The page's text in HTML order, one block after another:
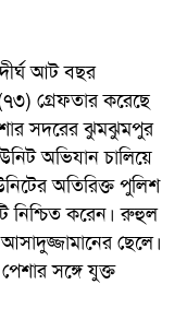
আট বছর
গ্রেফতার করেছে
সদরের ঝুমঝুমপুর
অভিযান চালিয়ে
অতিরিক্ত পুলিশ
নিশ্চিত করেন। রুহুল
ছেলে।
সঙ্গে যুক্ত